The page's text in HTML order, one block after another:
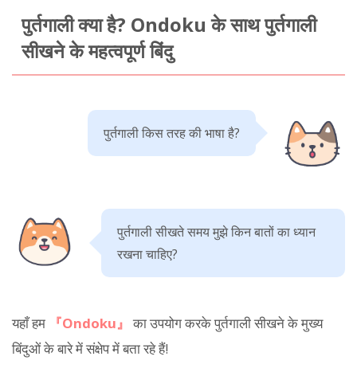
पुर्तगाली क्या है? Ondoku के साथ पुर्तगाली
सीखने के महत्वपूर्ण बिंदु
पुर्तगाली किस तरह की भाषा है?
पुर्तगाली सीखते समय मुझे किन बातों का ध्यान
रखना चाहिए?
यहाँ हम 『Ondoku』 का उपयोग करके पुर्तगाली सीखने के मुख्य
बिंदुओं के बारे में संक्षेप में बता रहे हैं!